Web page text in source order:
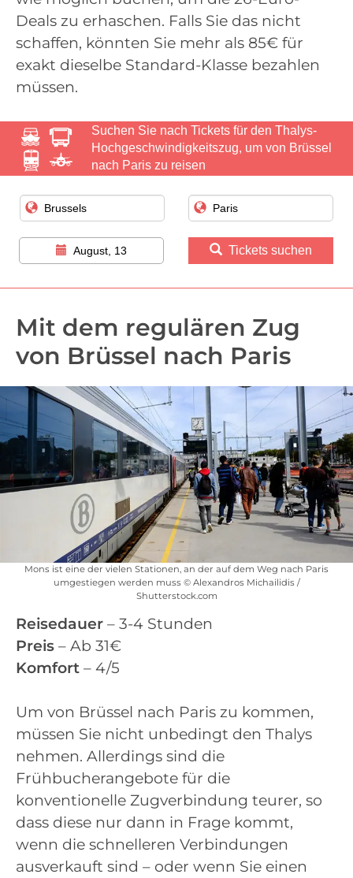
Deals zu erhaschen. Falls Sie das nicht
schaffen, könnten Sie mehr als 85€ für
exakt dieselbe Standard-Klasse bezahlen
müssen.
Suchen Sie nach Tickets für den Thalys-
Hochgeschwindigkeitszug, um von Brüssel
nach Paris zu reisen
August, 13 Tickets suchen
Mit dem regulären Zug
von Brüssel nach Paris
Mons ist eine der vielen Stationen, an der auf dem Weg nach Paris
umgestiegen werden muss © Alexandros Michailidis /
Shutterstock.com
Reisedauer – 3-4 Stunden
Preis – Ab 31€
Komfort – 4/5
Um von Brüssel nach Paris zu kommen,
müssen Sie nicht unbedingt den Thalys
nehmen. Allerdings sind die
Frühbucherangebote für die
konventionelle Zugverbindung teurer, so
dass diese nur dann in Frage kommt,
wenn die schnelleren Verbindungen
ausverkauft sind – oder wenn Sie einen